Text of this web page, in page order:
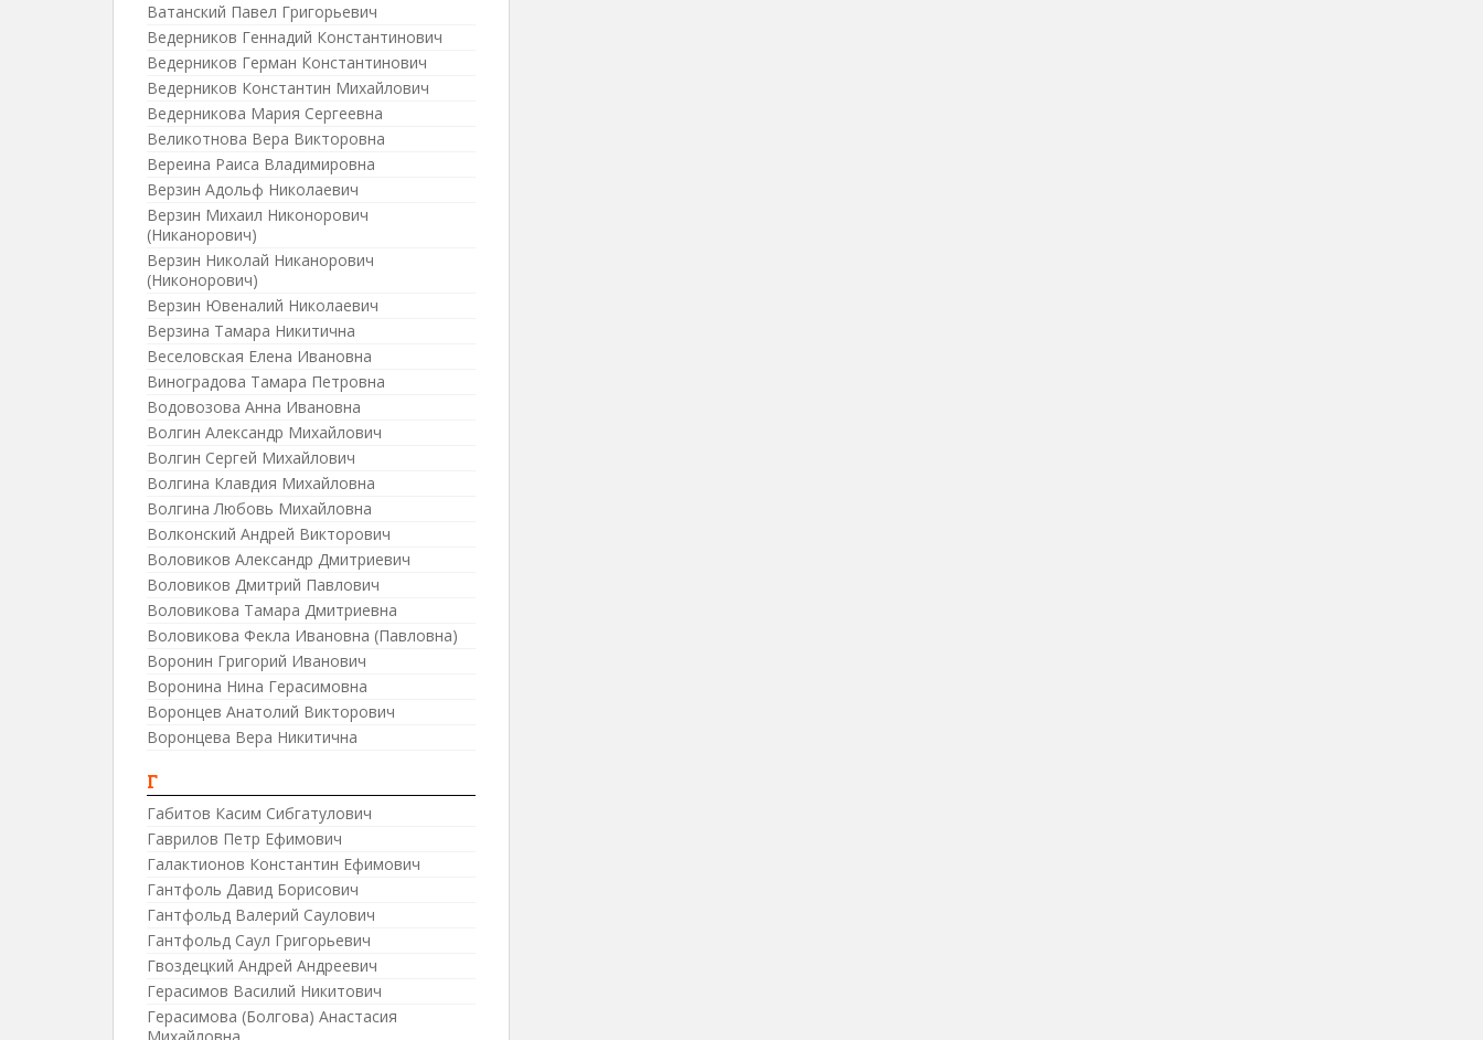
Ватанский Павел Григорьевич
Ведерников Геннадий Константинович
Ведерников Герман Константинович
Ведерников Константин Михайлович
Ведерникова Мария Сергеевна
Великотнова Вера Викторовна
Вереина Раиса Владимировна
Верзин Адольф Николаевич
Верзин Михаил Никонорович
(Никанорович)
Верзин Николай Никанорович
(Никонорович)
Верзин Ювеналий Николаевич
Верзина Тамара Никитична
Веселовская Елена Ивановна
Виноградова Тамара Петровна
Водовозова Анна Ивановна
Волгин Александр Михайлович
Волгин Сергей Михайлович
Волгина Клавдия Михайловна
Волгина Любовь Михайловна
Волконский Андрей Викторович
Воловиков Александр Дмитриевич
Воловиков Дмитрий Павлович
Воловикова Тамара Дмитриевна
Воловикова Фекла Ивановна (Павловна)
Воронин Григорий Иванович
Воронина Нина Герасимовна
Воронцев Анатолий Викторович
Воронцева Вера Никитична
Г
Габитов Касим Сибгатулович
Гаврилов Петр Ефимович
Галактионов Константин Ефимович
Гантфоль Давид Борисович
Гантфольд Валерий Саулович
Гантфольд Саул Григорьевич
Гвоздецкий Андрей Андреевич
Герасимов Василий Никитович
Герасимова (Болгова) Анастасия